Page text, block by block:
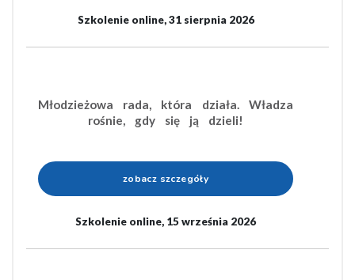
Szkolenie online, 31 sierpnia 2026
Młodzieżowa rada, która działa. Władza
rośnie, gdy się ją dzieli!
zobacz szczegóły
Szkolenie online, 15 września 2026